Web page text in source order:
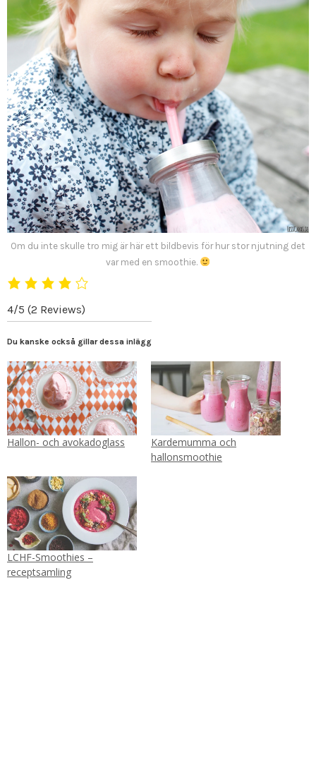
Om du inte skulle tro mig är här ett bildbevis för hur stor njutning det
var med en smoothie.
4/5 (2 Reviews)
Du kanske också gillar dessa inlägg
Hallon- och avokadoglass
Kardemumma och
hallonsmoothie
LCHF-Smoothies –
receptsamling